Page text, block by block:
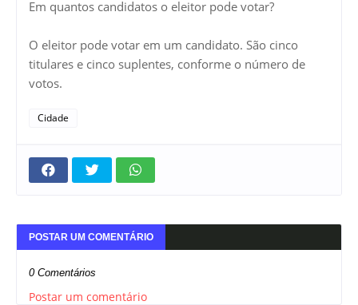
Em quantos candidatos o eleitor pode votar?
O eleitor pode votar em um candidato. São cinco
titulares e cinco suplentes, conforme o número de
votos.
Cidade
POSTAR UM COMENTÁRIO
0 Comentários
Postar um comentário